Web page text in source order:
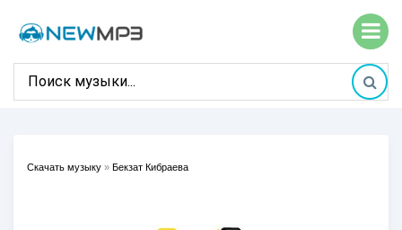
Скачать музыку » Бекзат Кибраева